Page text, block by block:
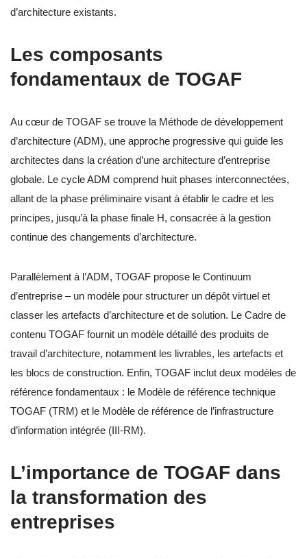
d’architecture existants.
Les composants
fondamentaux de TOGAF
Au cœur de TOGAF se trouve la Méthode de développement
d’architecture (ADM), une approche progressive qui guide les
architectes dans la création d’une architecture d’entreprise
globale. Le cycle ADM comprend huit phases interconnectées,
allant de la phase préliminaire visant à établir le cadre et les
principes, jusqu’à la phase finale H, consacrée à la gestion
continue des changements d’architecture.
Parallèlement à l’ADM, TOGAF propose le Continuum
d’entreprise – un modèle pour structurer un dépôt virtuel et
classer les artefacts d’architecture et de solution. Le Cadre de
contenu TOGAF fournit un modèle détaillé des produits de
travail d’architecture, notamment les livrables, les artefacts et
les blocs de construction. Enfin, TOGAF inclut deux modèles de
référence fondamentaux : le Modèle de référence technique
TOGAF (TRM) et le Modèle de référence de l’infrastructure
d’information intégrée (III-RM).
L’importance de TOGAF dans
la transformation des
entreprises